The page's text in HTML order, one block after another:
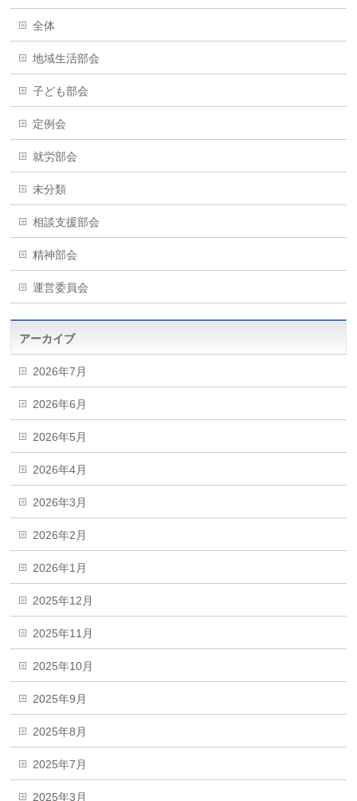
全体
地域生活部会
子ども部会
定例会
就労部会
未分類
相談支援部会
精神部会
運営委員会
アーカイブ
2026年7月
2026年6月
2026年5月
2026年4月
2026年3月
2026年2月
2026年1月
2025年12月
2025年11月
2025年10月
2025年9月
2025年8月
2025年7月
2025年3月